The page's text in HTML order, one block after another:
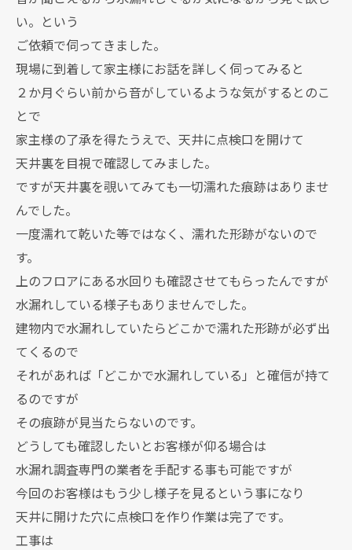
い。という
ご依頼で伺ってきました。
現場に到着して家主様にお話を詳しく伺ってみると
２か月ぐらい前から音がしているような気がするとのこ
とで
家主様の了承を得たうえで、天井に点検口を開けて
天井裏を目視で確認してみました。
ですが天井裏を覗いてみても一切濡れた痕跡はありませ
んでした。
一度濡れて乾いた等ではなく、濡れた形跡がないので
す。
上のフロアにある水回りも確認させてもらったんですが
水漏れしている様子もありませんでした。
建物内で水漏れしていたらどこかで濡れた形跡が必ず出
てくるので
それがあれば「どこかで水漏れしている」と確信が持て
るのですが
その痕跡が見当たらないのです。
どうしても確認したいとお客様が仰る場合は
水漏れ調査専門の業者を手配する事も可能ですが
今回のお客様はもう少し様子を見るという事になり
天井に開けた穴に点検口を作り作業は完了です。
工事は